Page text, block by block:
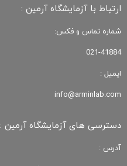
ارتباط با آزمایشگاه آرمین :
شماره تماس و فکس:
021-41884
ایمیل :
info@arminlab.com
دسترسی های آزمایشگاه آرمین :
آدرس :